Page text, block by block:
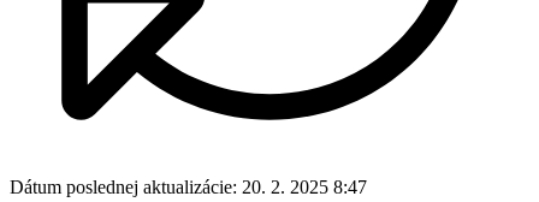
Dátum poslednej aktualizácie: 20. 2. 2025 8:47